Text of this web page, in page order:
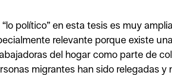
político” en esta tesis es muy
relevante porque existe
del hogar como parte de
migrantes han sido relegadas